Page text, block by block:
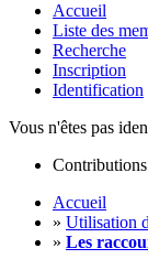
Accueil
Liste des
Recherche
Inscription
Identification
Vous n'êtes pas
Accueil
» Utilisation
» Les